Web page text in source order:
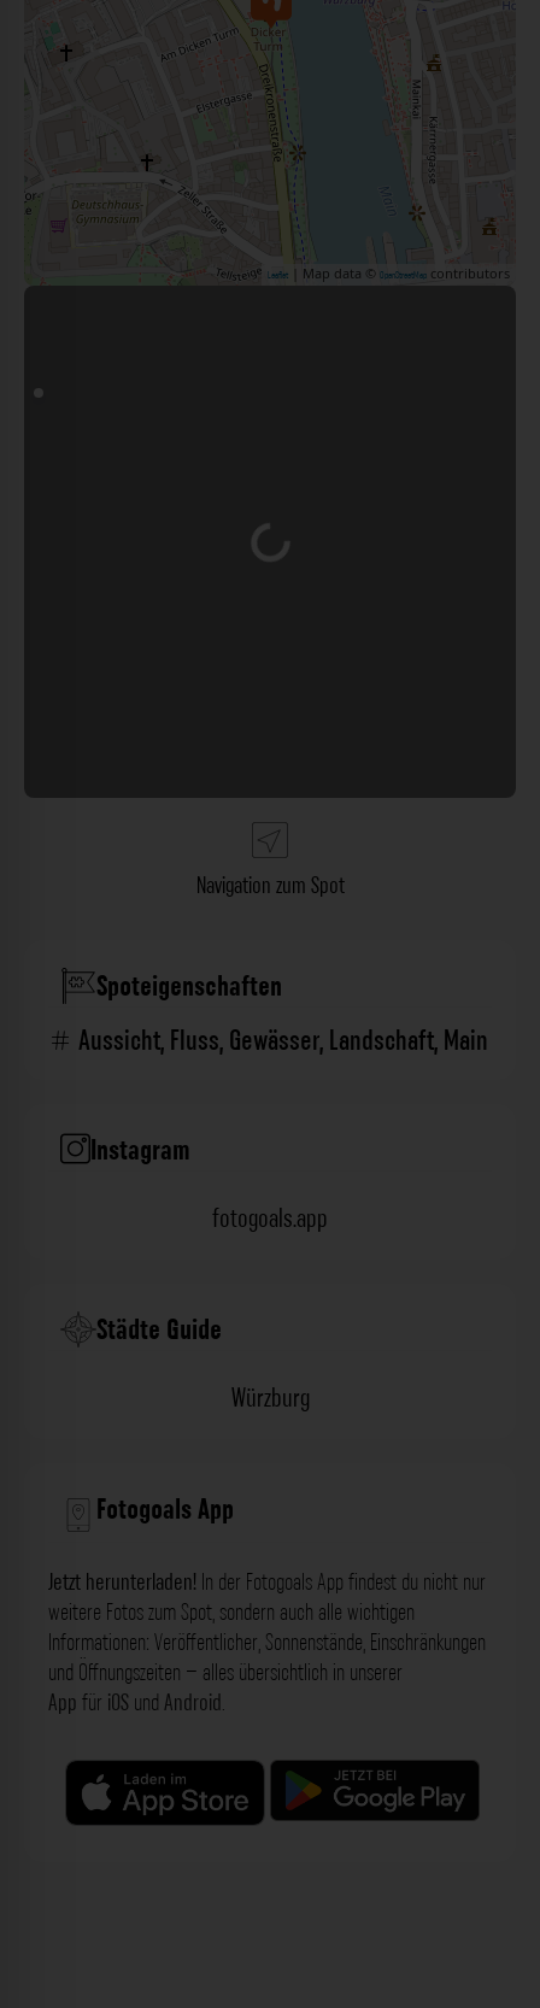
Leaflet | Map data © OpenStreetMap contributors
Wird geladen …
Navigation zum Spot
Spoteigenschaften
Aussicht,Fluss,Gewässer,Landschaft,Main
Instagram
fotogoals.app
Städte Guide
Würzburg
Fotogoals App
Jetzt herunterladen! In der Fotogoals App findest du nicht nur
weitere Fotos zum Spot, sondern auch alle wichtigen
Informationen: Veröffentlicher, Sonnenstände, Einschränkungen
und Öffnungszeiten – alles übersichtlich in unserer
App für iOS und Android.